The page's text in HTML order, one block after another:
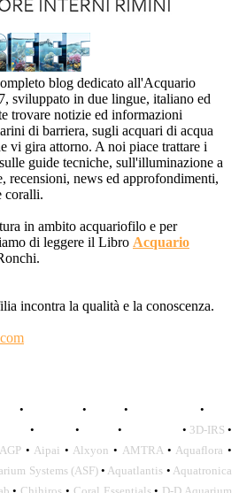
blog dedicato all'Acquario
sviluppato in due lingue, italiano ed
trovare notizie ed informazioni
di barriera, sugli acquari di acqua
vi gira attorno. A noi piace trattare i
guide tecniche, sull'illuminazione a
recensioni, news ed approfondimenti,
coralli.
in ambito acquariofilo e per
di leggere il Libro Acquario
incontra la qualità e la conoscenza.
• • • •
• • • • 3D-IRS •
AGP• Aipai • Alxyon • AMTRA• Aquaflora •
Systems (ASF)• Aquatlantis • Aquatronica